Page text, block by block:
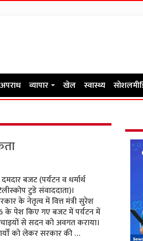
अपराध व्यापार खेल स्वास्थ्य
बजट (पर्यटन व धर्मार्थ
टुडे संवाददाता)।
के नेतृत्व में वित्त मंत्री सुरेश
के पेश किए गए बजट में पर्यटन में
से सदन को अवगत कराया।
को लेकर सरकार की …